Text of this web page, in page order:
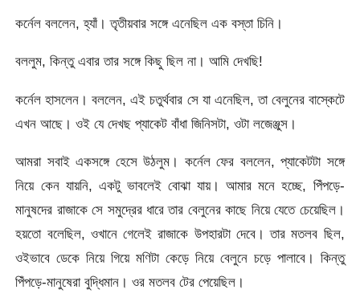
কর্নেল বললেন, হ্যাঁ। তৃতীয়বার সঙ্গে এনেছিল এক বস্তা চিনি।
বললুম, কিন্তু এবার তার সঙ্গে কিছু ছিল না। আমি দেখছি!
কর্নেল হাসলেন। বললেন, এই চতুর্থবার সে যা এনেছিল, তা বেলুনের বাস্কেটে
এখন আছে। ওই যে দেখছ প্যাকেট বাঁধা জিনিসটা, ওটা লজেঞ্জুস।
আমরা সবাই একসঙ্গে হেসে উঠলুম। কর্নেল ফের বললেন, প্যাকেটটা সঙ্গে
নিয়ে কেন যায়নি, একটু ভাবলেই বোঝা যায়। আমার মনে হচ্ছে, পিঁপড়ে-
মানুষদের রাজাকে সে সমুদ্রের ধারে তার বেলুনের কাছে নিয়ে যেতে চেয়েছিল।
হয়তো বলেছিল, ওখানে গেলেই রাজাকে উপহারটা দেবে। তার মতলব ছিল,
ওইভাবে ডেকে নিয়ে গিয়ে মণিটা কেড়ে নিয়ে বেলুনে চড়ে পালাবে। কিন্তু
পিঁপড়ে-মানুষেরা বুদ্ধিমান। ওর মতলব টের পেয়েছিল।